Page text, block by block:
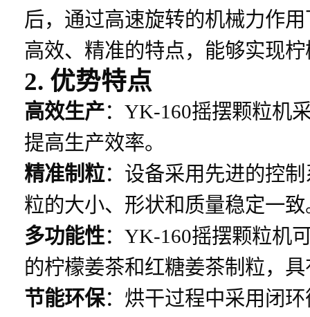
后，通过高速旋转的机械力作
高效、精准的特点，能够实现
2. 优势特点
高效生产：YK-160摇摆颗粒机
提高生产效率。
精准制粒：设备采用先进的控
粒的大小、形状和质量稳定一致
多功能性：YK-160摇摆颗粒机
的柠檬姜茶和红糖姜茶制粒，
节能环保：烘干过程中采用闭